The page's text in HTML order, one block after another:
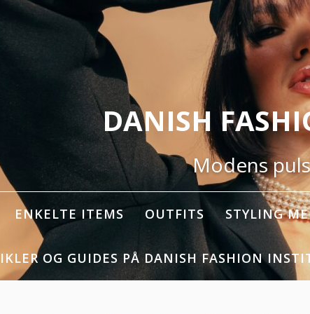
DANISH
Modens
ENKELTE ITEMS OUTFITS STYLING
OG GUIDES PÅ DANISH FASHION